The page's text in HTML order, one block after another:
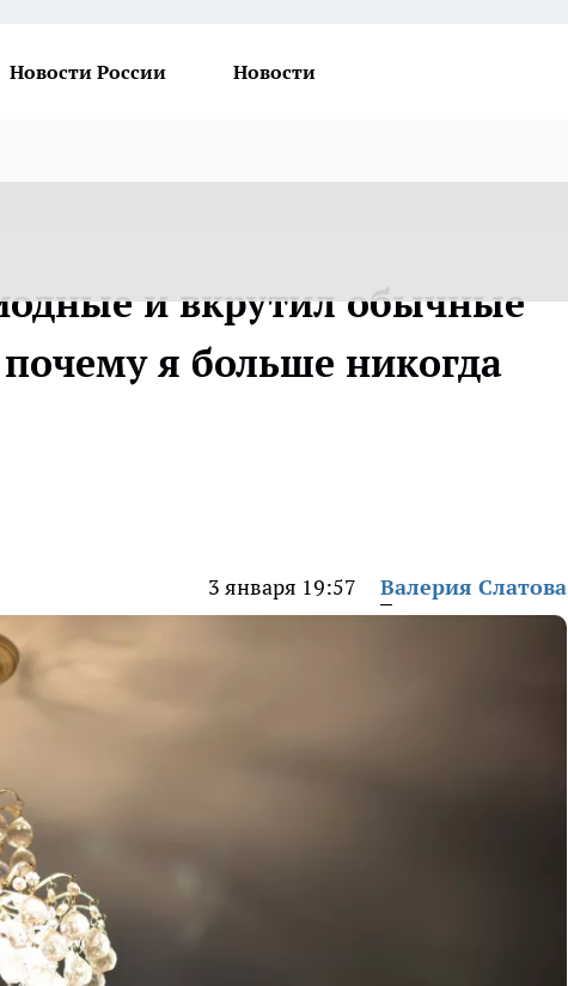
Новости России Новости
и вкрутил обычные
я больше никогда
3 января 19:57 Валерия Слатова